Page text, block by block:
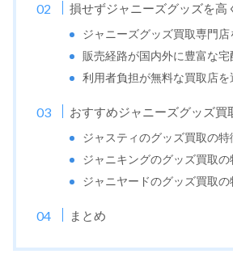
損せずジャニーズグッズを高
ジャニーズグッズ買取専門店
販売経路が国内外に豊富な
利用者負担が無料な買取店を
おすすめジャニーズグッズ買
ジャスティのグッズ買取の特
ジャニキングのグッズ買取の
ジャニヤードのグッズ買取の
まとめ